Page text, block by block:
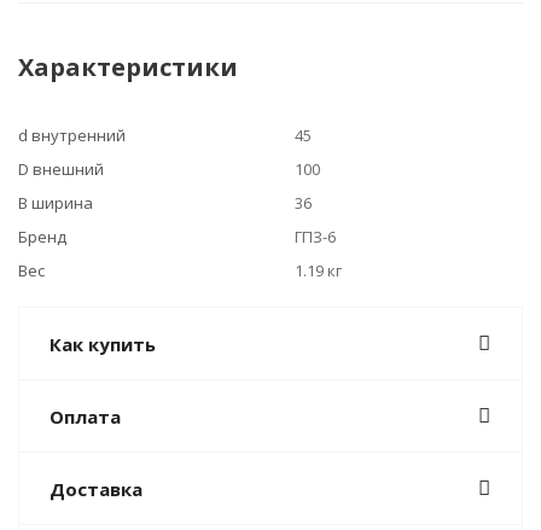
Характеристики
d внутренний
45
D внешний
100
B ширина
36
Бренд
ГПЗ-6
Вес
1.19 кг
Как купить
Оплата
Доставка